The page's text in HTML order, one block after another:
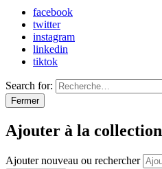
facebook
twitter
instagram
linkedin
tiktok
Search for:
Fermer
Ajouter à la collection
Ajouter nouveau ou rechercher